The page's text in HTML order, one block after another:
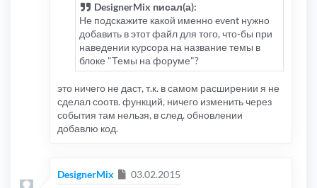
DesignerMix писал(а):
Не подскажите какой именно event нужно
добавить в этот файл для того, что-бы при
наведении курсора на название темы в
блоке "Темы на форуме"?
это ничего не даст, т.к. в самом расширении я не
сделал соотв. функций, ничего изменить через
события там нельзя, в след. обновлении
добавлю код.
DesignerMix Сообщение
03.02.2015